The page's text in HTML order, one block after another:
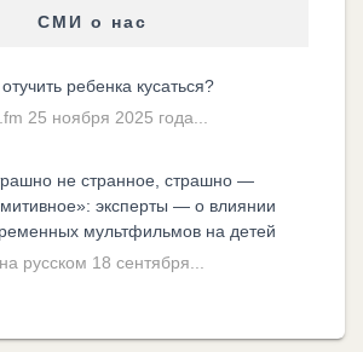
СМИ о нас
ребенка кусаться?
25 ноября 2025 года...
не странное, страшно —
эксперты — о влиянии
мультфильмов на детей
русском 18 сентября...